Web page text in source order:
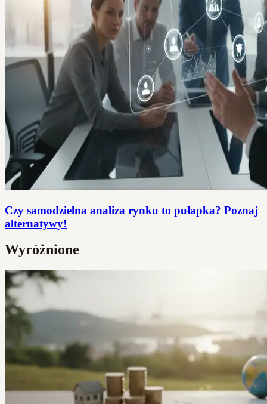
Czy samodzielna analiza rynku to pułapka? Poznaj
alternatywy!
Wyróżnione